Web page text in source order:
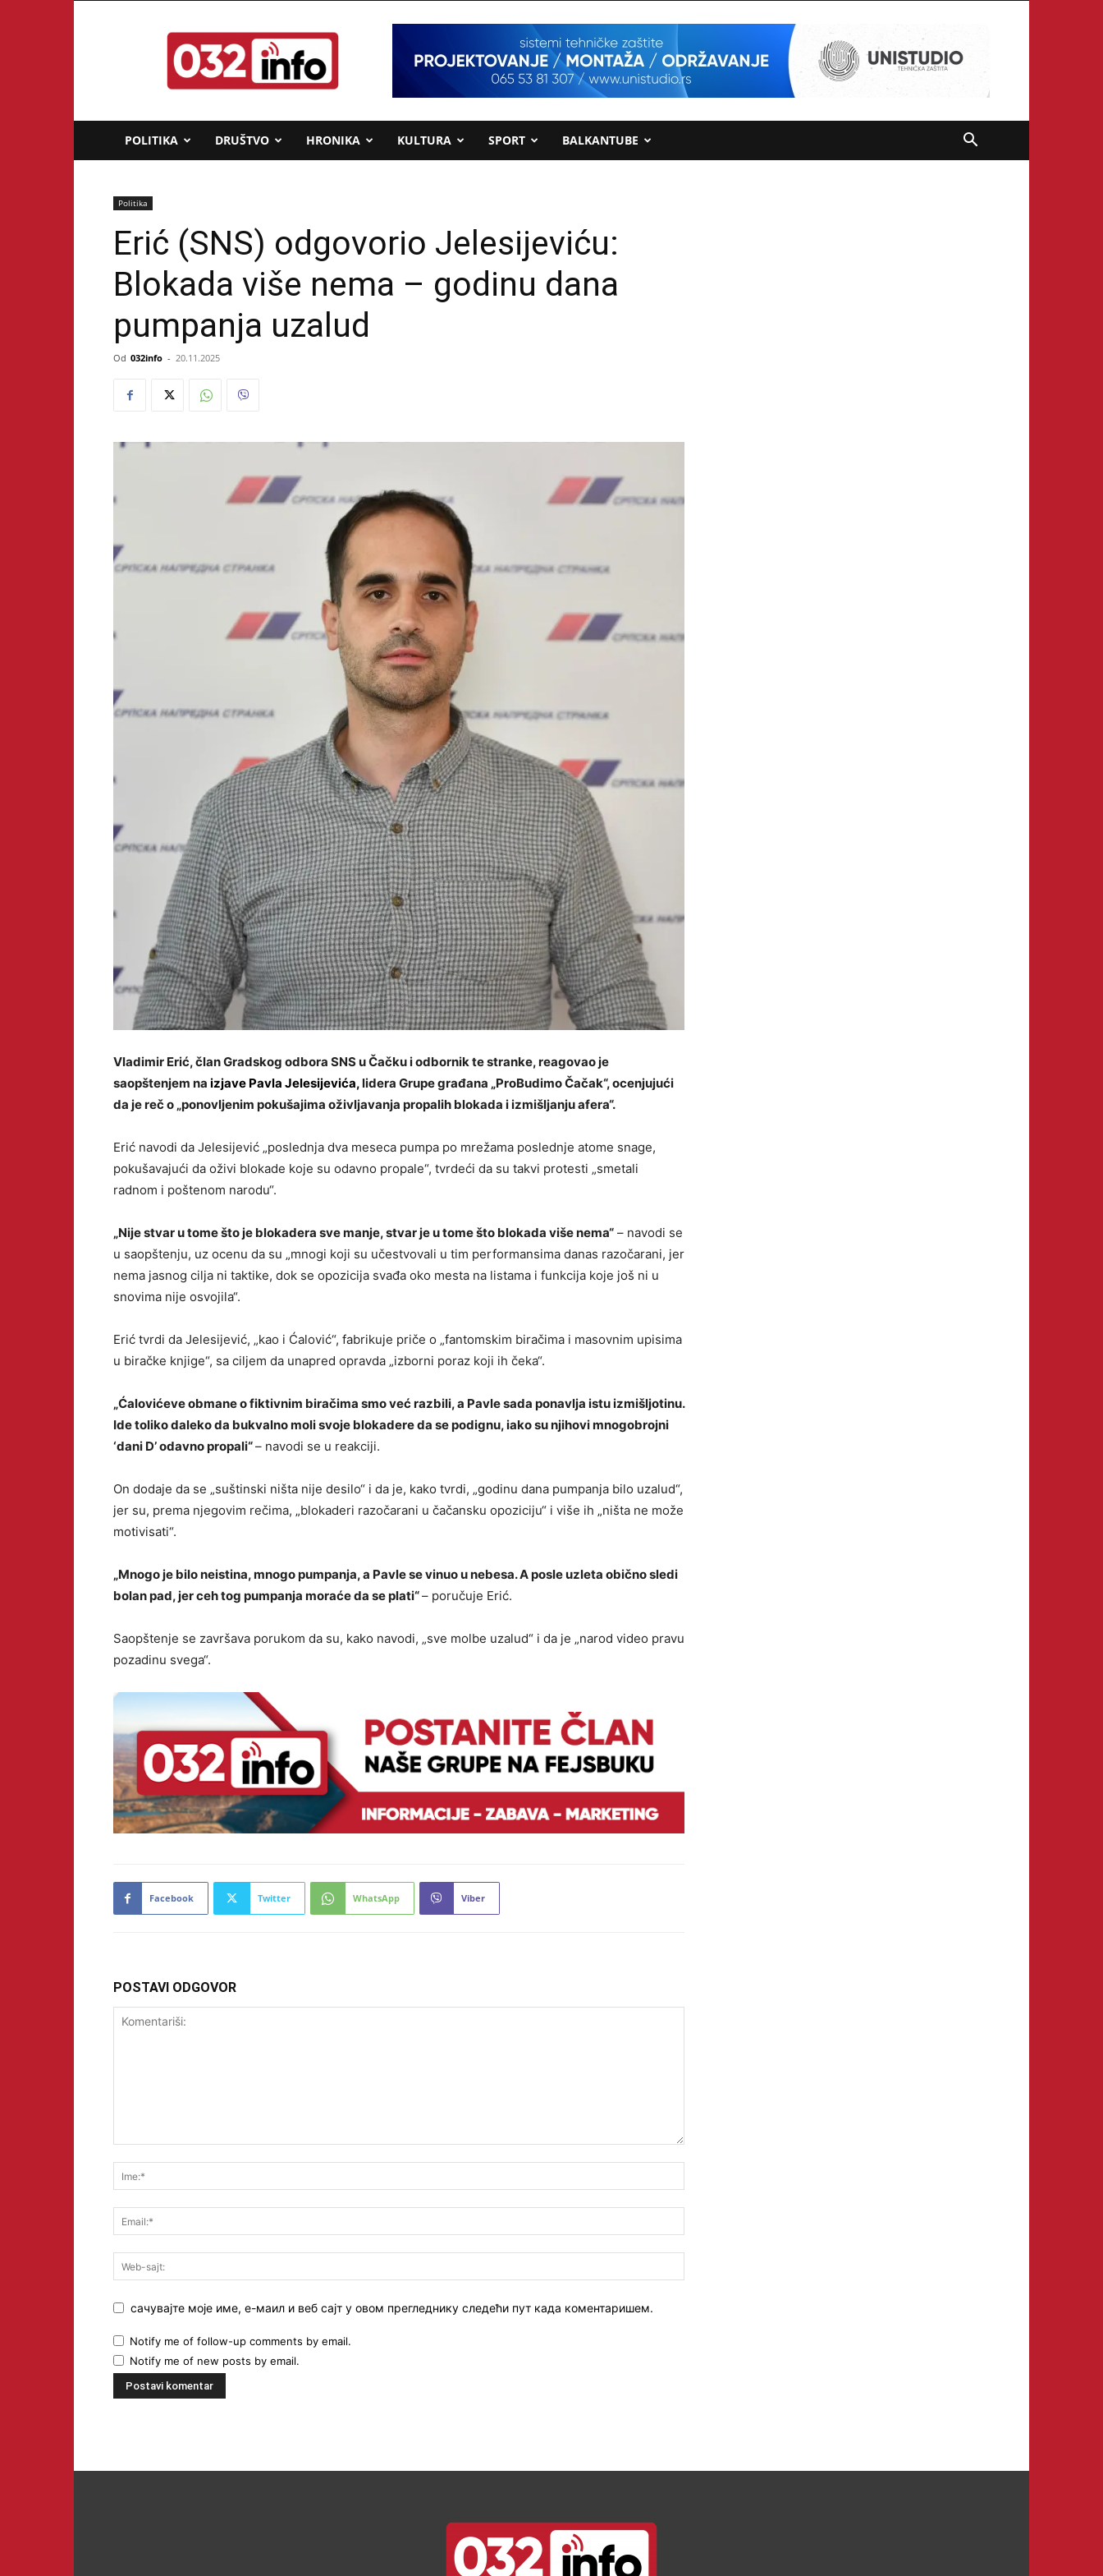
032info.rs
POLITIKA DRUŠTVO HRONIKA KULTURA SPORT BALKANTUBE
Politika
Erić (SNS) odgovorio Jelesijeviću:
Blokada više nema – godinu dana
pumpanja uzalud
Od 032info - 20.11.2025
Vladimir Erić, član Gradskog odbora SNS u Čačku i odbornik te stranke, reagovao je
saopštenjem na izjave Pavla Jelesijevića,lidera Grupe građana „ProBudimo Čačak“, ocenjujući
da je reč o „ponovljenim pokušajima oživljavanja propalih blokada i izmišljanju afera“.
Erić navodi da Jelesijević „poslednja dva meseca pumpa po mrežama poslednje atome snage,
pokušavajući da oživi blokade koje su odavno propale“, tvrdeći da su takvi protesti „smetali
radnom i poštenom narodu“.
„Nije stvar u tome što je blokadera sve manje, stvar je u tome što blokada više nema“ – navodi se
u saopštenju, uz ocenu da su „mnogi koji su učestvovali u tim performansima danas razočarani, jer
nema jasnog cilja ni taktike, dok se opozicija svađa oko mesta na listama i funkcija koje još ni u
snovima nije osvojila“.
Erić tvrdi da Jelesijević, „kao i Ćalović“, fabrikuje priče o „fantomskim biračima i masovnim upisima
u biračke knjige“, sa ciljem da unapred opravda „izborni poraz koji ih čeka“.
„Ćalovićeve obmane o fiktivnim biračima smo već razbili, a Pavle sada ponavlja istu izmišljotinu.
Ide toliko daleko da bukvalno moli svoje blokadere da se podignu, iako su njihovi mnogobrojni
‘dani D’ odavno propali“– navodi se u reakciji.
On dodaje da se „suštinski ništa nije desilo“ i da je, kako tvrdi, „godinu dana pumpanja bilo uzalud“,
jer su, prema njegovim rečima, „blokaderi razočarani u čačansku opoziciju“ i više ih „ništa ne može
motivisati“.
„Mnogo je bilo neistina, mnogo pumpanja, a Pavle se vinuo u nebesa. A posle uzleta obično sledi
bolan pad, jer ceh tog pumpanja moraće da se plati“– poručuje Erić.
Saopštenje se završava porukom da su, kako navodi, „sve molbe uzalud“ i da je „narod video pravu
pozadinu svega“.
Facebook Twitter WhatsApp Viber
POSTAVI ODGOVOR
сачувајте моје име, е-маил и веб сајт у овом прегледнику следећи пут када коментаришем.
Notify me of follow-up comments by email.
Notify me of new posts by email.